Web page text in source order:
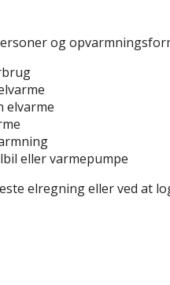
og
elvarme
eller varmepumpe
elregning eller ved at